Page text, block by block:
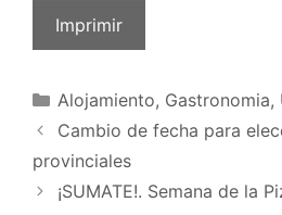
Imprimir
Alojamiento, Gastronomia,
Cambio de fecha para
provinciales
¡SUMATE!. Semana de la